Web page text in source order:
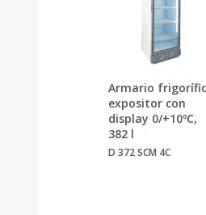
Armario
expositor con
display 0/+10ºC,
382 l
D 372 SCM 4C